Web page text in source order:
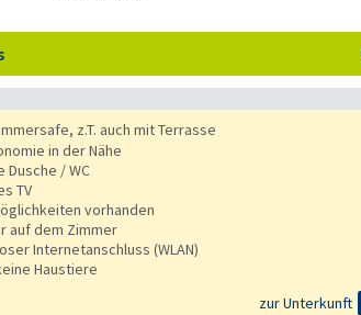
z.T. auch mit Terrasse
in der Nähe
Dusche / WC
TV
vorhanden
auf dem Zimmer
Internetanschluss (WLAN)
Haustiere
zur Unterkunft